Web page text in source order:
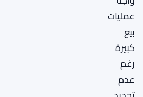
عمليات
بيع
كبيرة
رغم
عدم